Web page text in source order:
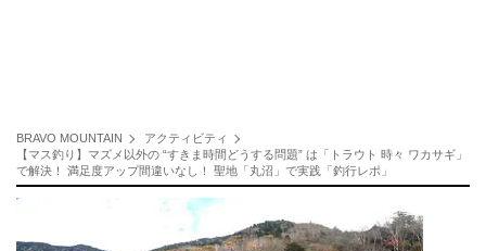
BRAVO MOUNTAIN
アクティビティ
【マス釣り】マズメ以外の “すきま時間どうする問題” は「トラウト 時々 ワカサギ」
で解決！ 満足度アップ間違いなし！ 聖地「丸沼」で実践「釣行レポ」